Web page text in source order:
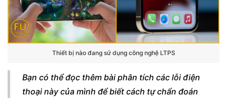
Thiết bị nào đang sử dụng công nghệ LTPS
Bạn có thể đọc thêm bài phân tích các lỗi điện
thoại này của mình để biết cách tự chẩn đoán